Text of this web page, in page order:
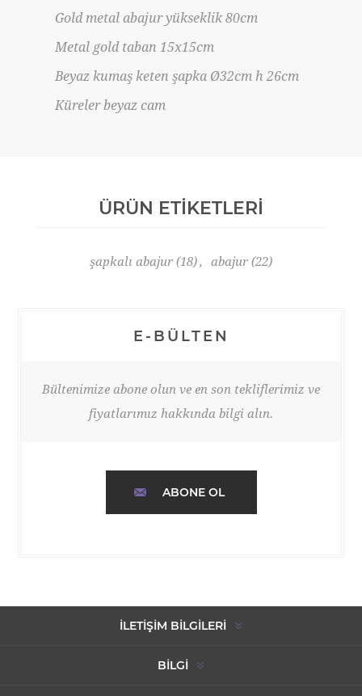
Gold metal abajur yükseklik 80cm
Metal gold taban 15x15cm
Beyaz kumaş keten şapka Ø32cm h 26cm
Küreler beyaz cam
ÜRÜN ETIKETLERI
şapkalı abajur (18), abajur (22)
E-BÜLTEN
Bültenimize abone olun ve en son tekliflerimiz ve
fiyatlarımız hakkında bilgi alın.
ABONE OL
İLETIŞIM BILGILERI
BILGI